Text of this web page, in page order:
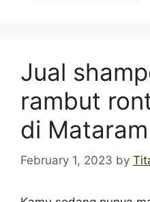
Jual
rambut
di
February 1, 2023 by